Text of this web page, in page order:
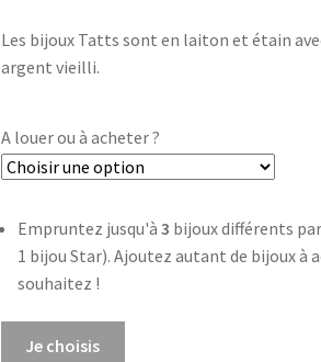
Les bijoux Tatts sont en laiton et étain
argent vieilli.
A louer ou à acheter ?
Empruntez jusqu'à 3 bijoux différents
1 bijou Star). Ajoutez autant de bijoux à
souhaitez !
Je choisis